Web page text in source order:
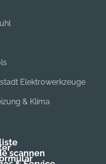
Elektrowerkzeuge
& Klima
scannen